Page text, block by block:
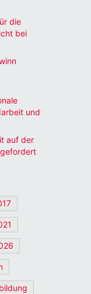
die
bei
und
auf der
bildung